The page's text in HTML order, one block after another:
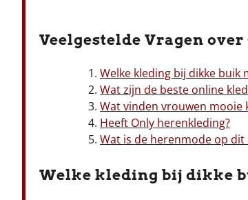
Veelgestelde Vragen
Welke kleding bij dikke buik
Wat zijn de beste online
Wat vinden vrouwen mooie
Heeft Only herenkleding?
Wat is de herenmode op
Welke kleding bij dikke